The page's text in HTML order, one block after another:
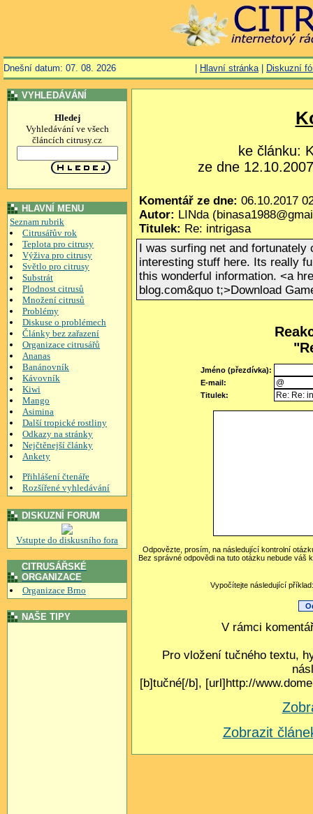
Dnešní datum: 07. 08. 2026 Hlavní stránka| Diskuzní
VYHLEDÁVÁNÍ
Hledej
Vyhledávání ve všech
článcích citrusy.cz
HLAVNÍ MENU
Seznam rubrik
Citrusářův rok
Teplota pro citrusy
Výživa pro citrusy
Světlo pro citrusy
Substrát
Plodnost citrusů
Množení citrusů
Problémy
Diskuse o problémech
Články bez zařazení
Organizace citrusářů
Ananas
Banánovník
Kávovník
Kiwi
Mango
Asimina
Další tropické rostliny
Odkazy na stránky
Nejčtěnejší články
Ankety
Přihlášení čtenáře
Rozšířené vyhledávání
DISKUZNÍ FORUM
Vstupte do diskusního fora
CITRUSÁŘSKÉ
ORGANIZACE
Organizace Brno
NAŠE TIPY
ke článku:
ze dne
Komentář ze dne: 06.10.2017
Autor: LINda
Titulek: Re: intrigasa
I was surfing net and
interesting stuff here. Its really
this wonderful information. <a
blog.com&quo t;>Download
Jméno (přezdívka):
E-mail:
Titulek:
Odpovězte, prosím, na následující kontrolní
Bez správné odpovědi na tuto otázku nebude váš
Vypočítejte následující
V rámci
Pro vložení tučného textu,
[b]tučné[/b], [url]http://
Zobrazit